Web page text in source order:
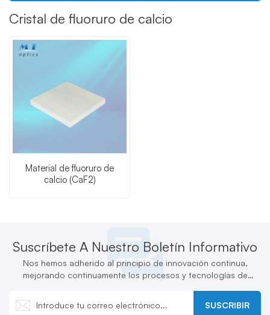
Cristal de fluoruro de calcio
Material de fluoruro de
calcio (CaF2)
Suscríbete A Nuestro Boletín Informativo
Nos hemos adherido al principio de innovación continua,
mejorando continuamente los procesos y tecnologías de
SUSCRIBIR